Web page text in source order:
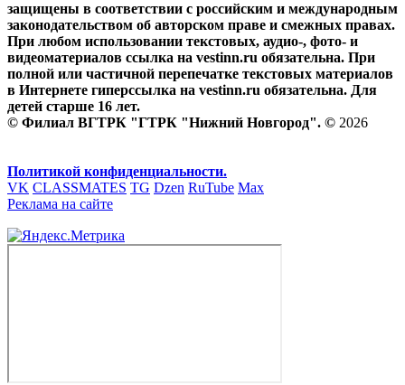
защищены в соответствии с российским и международным
законодательством об авторском праве и смежных правах.
При любом использовании текстовых, аудио-, фото- и
видеоматериалов ссылка на vestinn.ru обязательна. При
полной или частичной перепечатке текстовых материалов
в Интернете гиперссылка на vestinn.ru обязательна. Для
детей старше 16 лет.
© Филиал ВГТРК "ГТРК "Нижний Новгород". © 2026
Политикой конфиденциальности.
VK CLASSMATES TG Dzen RuTube Max
Реклама на сайте